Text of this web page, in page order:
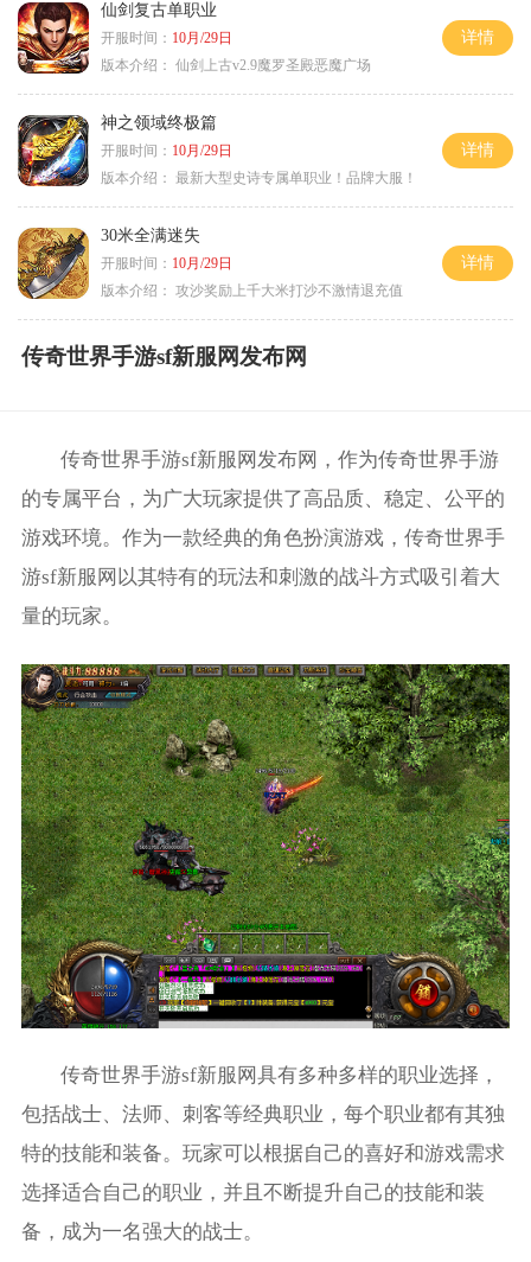
仙剑复古单职业
开服时间： 10月/29日
版本介绍： 仙剑上古v2.9魔罗圣殿恶魔广场
详情
神之领域终极篇
开服时间： 10月/29日
版本介绍： 最新大型史诗专属单职业！品牌大服！
详情
30米全满迷失
开服时间： 10月/29日
版本介绍： 攻沙奖励上千大米打沙不激情退充值
详情
传奇世界手游sf新服网发布网
传奇世界手游sf新服网发布网，作为传奇世界手游
的专属平台，为广大玩家提供了高品质、稳定、公平的
游戏环境。作为一款经典的角色扮演游戏，传奇世界手
游sf新服网以其特有的玩法和刺激的战斗方式吸引着大
量的玩家。
传奇世界手游sf新服网具有多种多样的职业选择，
包括战士、法师、刺客等经典职业，每个职业都有其独
特的技能和装备。玩家可以根据自己的喜好和游戏需求
选择适合自己的职业，并且不断提升自己的技能和装
备，成为一名强大的战士。